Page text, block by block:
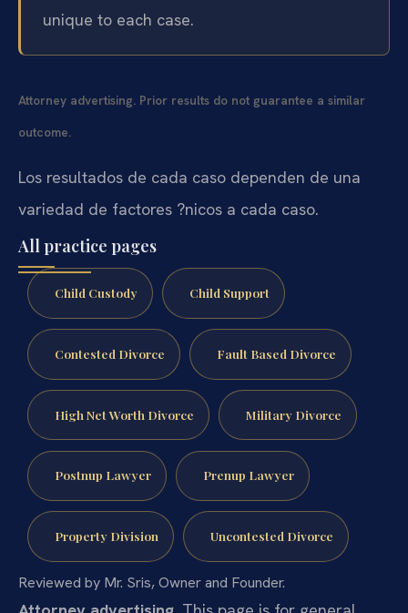
unique to each case.
Attorney advertising. Prior results do not guarantee a similar
outcome.
Los resultados de cada caso dependen de una
variedad de factores ?nicos a cada caso.
All practice pages
Child Custody Child Support
Contested Divorce Fault Based Divorce
High Net Worth Divorce Military Divorce
Postnup Lawyer Prenup Lawyer
Property Division Uncontested Divorce
Reviewed by Mr. Sris, Owner and Founder.